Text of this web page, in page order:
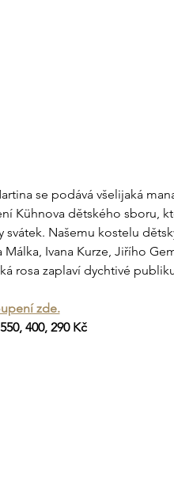
se podává všelijaká
Kühnova dětského sboru,
svátek. Našemu kostelu
Málka, Ivana Kurze, Jiřího
rosa zaplaví dychtivé
zde.
550, 400, 290 Kč